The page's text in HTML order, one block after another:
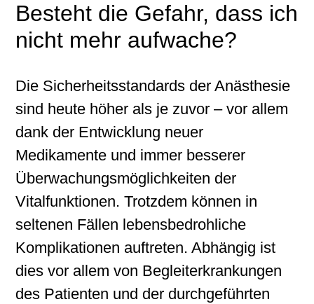
Besteht die Gefahr, dass ich
nicht mehr aufwache?
Die Sicherheitsstandards der Anästhesie
sind heute höher als je zuvor – vor allem
dank der Entwicklung neuer
Medikamente und immer besserer
Überwachungsmöglichkeiten der
Vitalfunktionen. Trotzdem können in
seltenen Fällen lebensbedrohliche
Komplikationen auftreten. Abhängig ist
dies vor allem von Begleiterkrankungen
des Patienten und der durchgeführten